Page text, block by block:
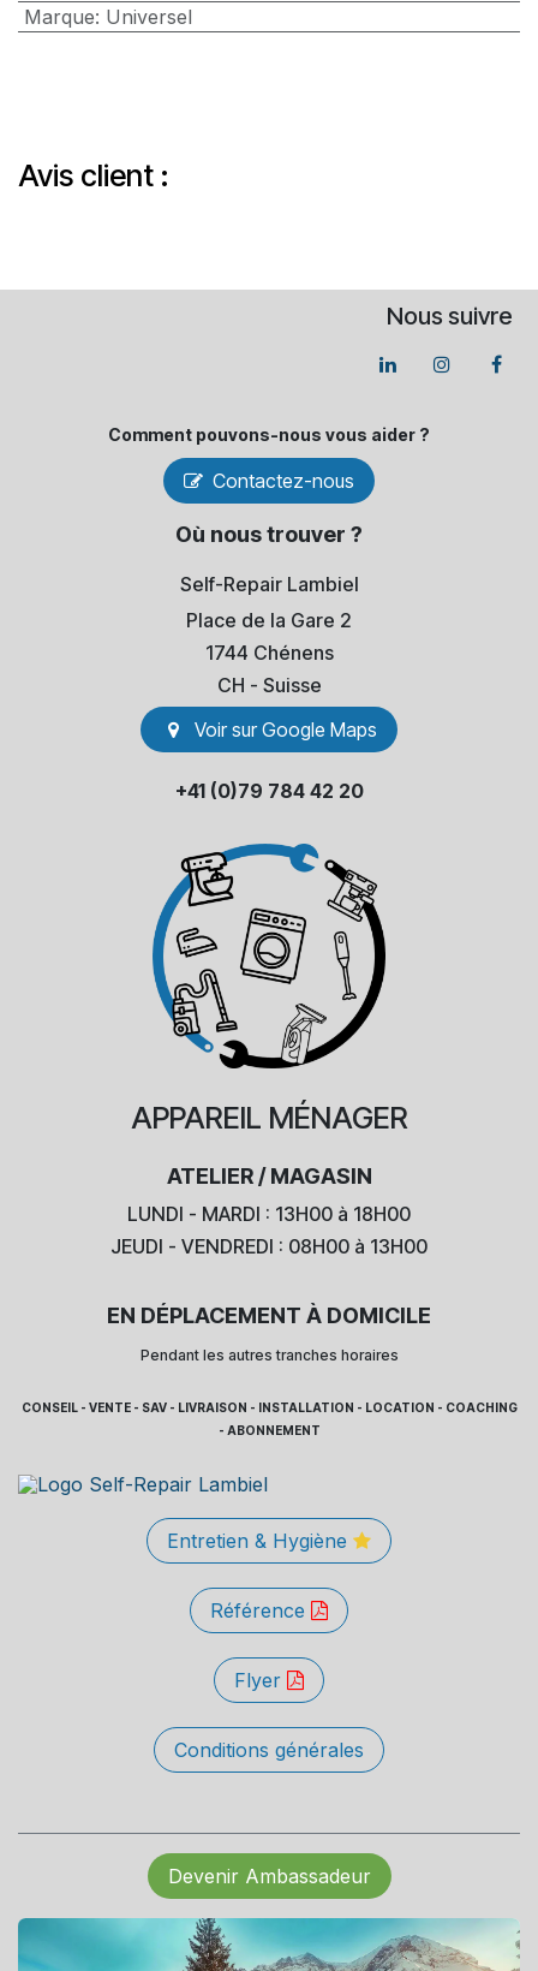
Marque: Universel
Avis client :
Nous suivre
Comment pouvons-​nous vous aider ?
Contactez-nous
Où nous trouver ?
Self-Repair Lambiel
Place de la Gare 2
1744 Chénens
​CH - Suisse
Voir sur Go​​ogle Maps
+41 (0)79 784 42 20
APPAREIL MÉNAGER
ATELIER / MAGASIN
LUNDI - MARDI : 13H00 à 18H00
JEUDI - VENDREDI : 08H00 à 13H00
EN DÉPLACEMENT À DOMICILE
Pendant les autres tranches horaires
CONSEIL - VENTE - SAV - LIVRAISON - INSTALLATION - LOCATION - COACHING
- ABONNEMENT
Entretien & Hygiène
Référence
Flyer
Conditions générales
Devenir Ambassadeur